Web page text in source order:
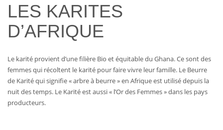
LES KARITES
D’AFRIQUE
Le karité provient d’une filière Bio et équitable du Ghana. Ce sont des
femmes qui récoltent le karité pour faire vivre leur famille. Le Beurre
de Karité qui signifie « arbre à beurre » en Afrique est utilisé depuis la
nuit des temps. Le Karité est aussi « l’Or des Femmes » dans les pays
producteurs.
AJOUTER AU
PANIER
PLUS
D'INFOS
PANIER
D'INFOS